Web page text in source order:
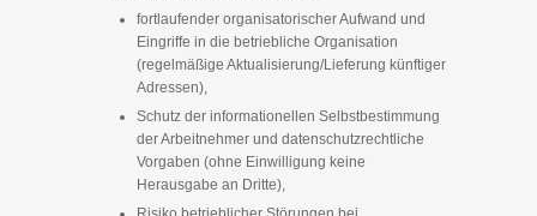
fortlaufender organisatorischer Aufwand und
Eingriffe in die betriebliche Organisation
(regelmäßige Aktualisierung/Lieferung künftiger
Adressen),
Schutz der informationellen Selbstbestimmung
der Arbeitnehmer und datenschutzrechtliche
Vorgaben (ohne Einwilligung keine
Herausgabe an Dritte),